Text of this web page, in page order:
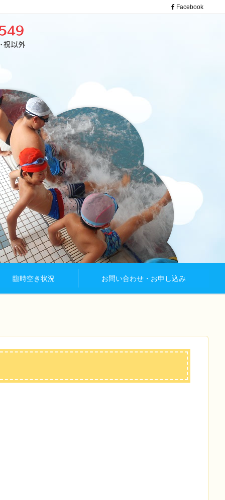
臨時空き状況 お問い合わせ・お申し込み
Facebook